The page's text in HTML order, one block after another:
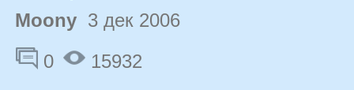
Moony 3 дек 2006
0
15932